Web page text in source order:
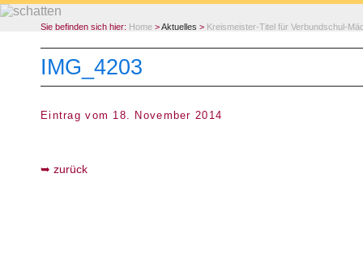
Sie befinden sich hier: Home >Aktuelles > Kreismeister-Titel für Verbundschul-
IMG_4203
Eintrag vom 18. November 2014
zurück